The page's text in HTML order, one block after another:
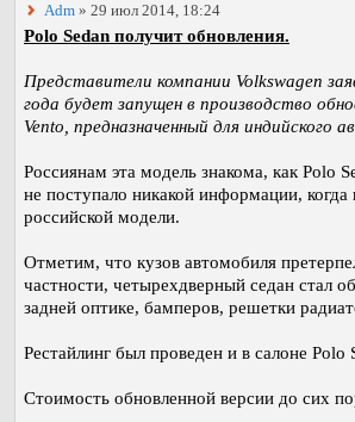
Adm » 29 июл 2014, 18:24
Polo Sedan получит обновления.
Представители компании Volkswagen
года будет запущен в производство
Vento, предназначенный для индийского
Россиянам эта модель знакома, как Polo
не поступало никакой информации, когда
российской модели.
Отметим, что кузов автомобиля
частности, четырехдверный седан стал
задней оптике, бамперов, решетки
Рестайлинг был проведен и в салоне Polo
Стоимость обновленной версии до сих